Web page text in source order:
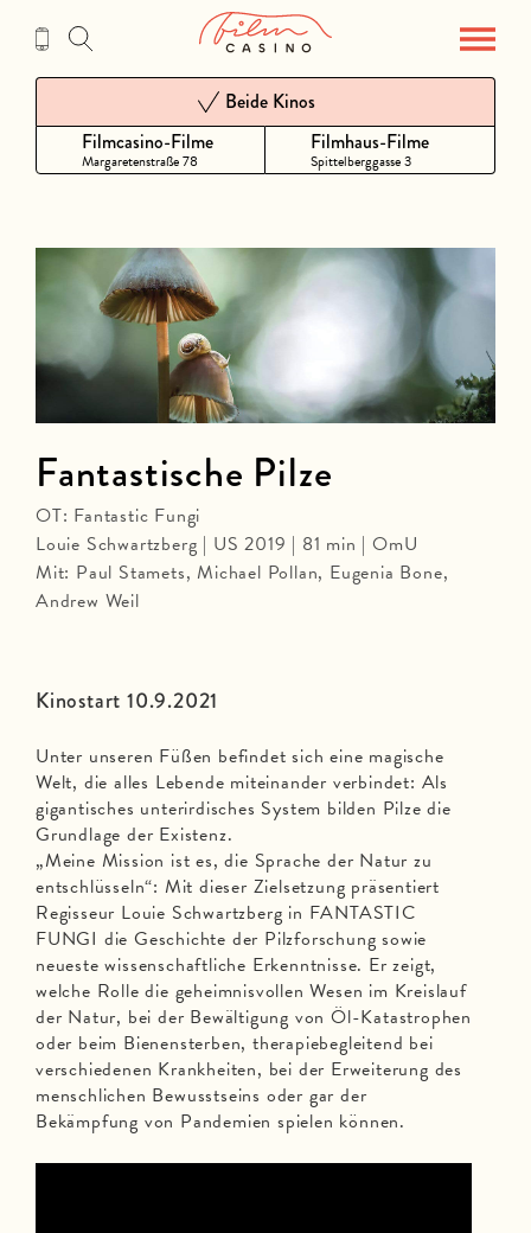
Inhalt
Filmcasino-Filme
Margaretenstraße 78
Beide Kinos
Filmhaus-Filme
Spittelberggasse 3
Kinostart 10.9.2021
Unter unseren Füßen befindet sich eine magische
Welt, die alles Lebende miteinander verbindet: Als
gigantisches unterirdisches System bilden Pilze die
Grundlage der Existenz.
„Meine Mission ist es, die Sprache der Natur zu
entschlüsseln“: Mit dieser Zielsetzung präsentiert
Regisseur Louie Schwartzberg in FANTASTIC
FUNGI die Geschichte der Pilzforschung sowie
neueste wissenschaftliche Erkenntnisse. Er zeigt,
welche Rolle die geheimnisvollen Wesen im Kreislauf
der Natur, bei der Bewältigung von Öl-Katastrophen
oder beim Bienensterben, therapiebegleitend bei
verschiedenen Krankheiten, bei der Erweiterung des
menschlichen Bewusstseins oder gar der
Bekämpfung von Pandemien spielen können.
Fantastische Pilze
OT: Fantastic Fungi
Louie Schwartzberg | US 2019 | 81 min | OmU
Mit: Paul Stamets, Michael Pollan, Eugenia Bone,
Andrew Weil